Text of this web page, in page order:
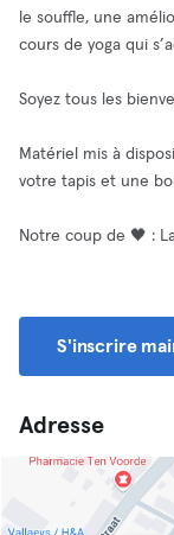
le souffle, une
cours de yoga qui
Soyez tous les
Matériel mis à
votre tapis et une
Notre coup de 🖤 :
S'inscrire
Adresse